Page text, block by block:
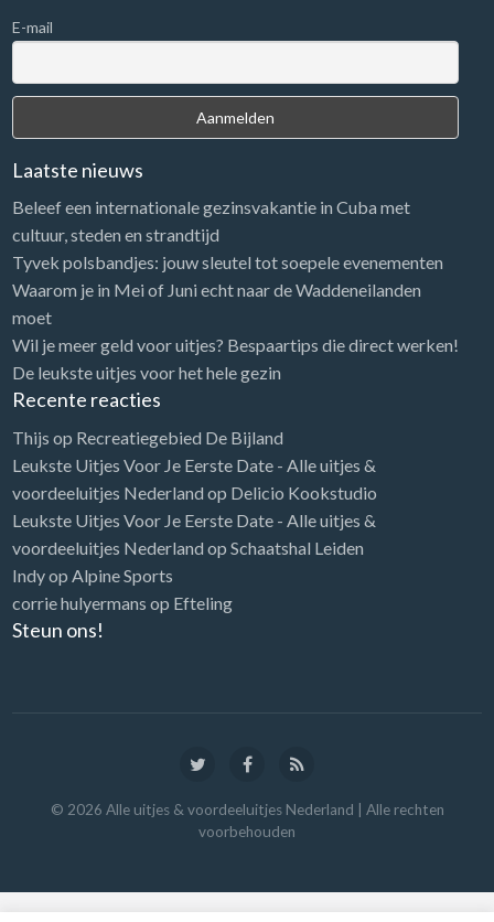
E-mail
Laatste nieuws
Beleef een internationale gezinsvakantie in Cuba met
cultuur, steden en strandtijd
Tyvek polsbandjes: jouw sleutel tot soepele evenementen
Waarom je in Mei of Juni echt naar de Waddeneilanden
moet
Wil je meer geld voor uitjes? Bespaartips die direct werken!
De leukste uitjes voor het hele gezin
Recente reacties
Thijs op Recreatiegebied De Bijland
Leukste Uitjes Voor Je Eerste Date - Alle uitjes &
voordeeluitjes Nederland op Delicio Kookstudio
Leukste Uitjes Voor Je Eerste Date - Alle uitjes &
voordeeluitjes Nederland op Schaatshal Leiden
Indyop Alpine Sports
corrie hulyermans op Efteling
Steun ons!
© 2026 Alle uitjes & voordeeluitjes Nederland | Alle rechten
voorbehouden